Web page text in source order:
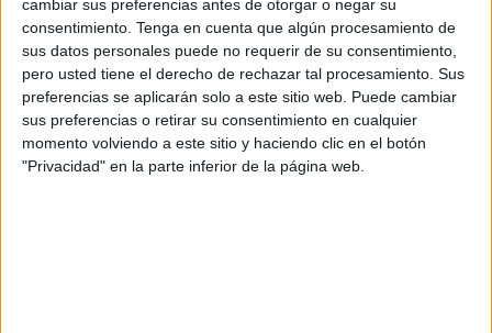
cambiar sus preferencias antes de otorgar o negar su
consentimiento. Tenga en cuenta que algún procesamiento de
sus datos personales puede no requerir de su consentimiento,
pero usted tiene el derecho de rechazar tal procesamiento. Sus
preferencias se aplicarán solo a este sitio web. Puede cambiar
sus preferencias o retirar su consentimiento en cualquier
momento volviendo a este sitio y haciendo clic en el botón
"Privacidad" en la parte inferior de la página web.
manera molt intensa tot i que la gent que em
coneix no ho nota, però la processó va per dins.
Sí que és veritat que a l’hora d’escriure per
protegir-me i no posar el nom de la persona,
m’ho invento una mica. Faig el que en dic
Frankensteins
”. Ajunto una idea per una cançó